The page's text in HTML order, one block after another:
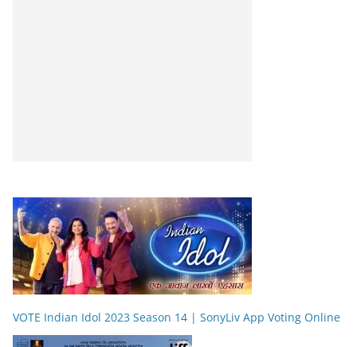
VOTE Indian Idol 2023 Season 14 | SonyLiv App Voting Online